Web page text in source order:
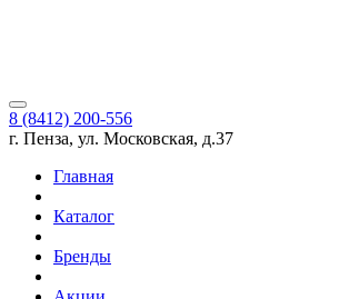
8 (8412) 200-556
г. Пенза, ул. Московская, д.37
Главная
Каталог
Бренды